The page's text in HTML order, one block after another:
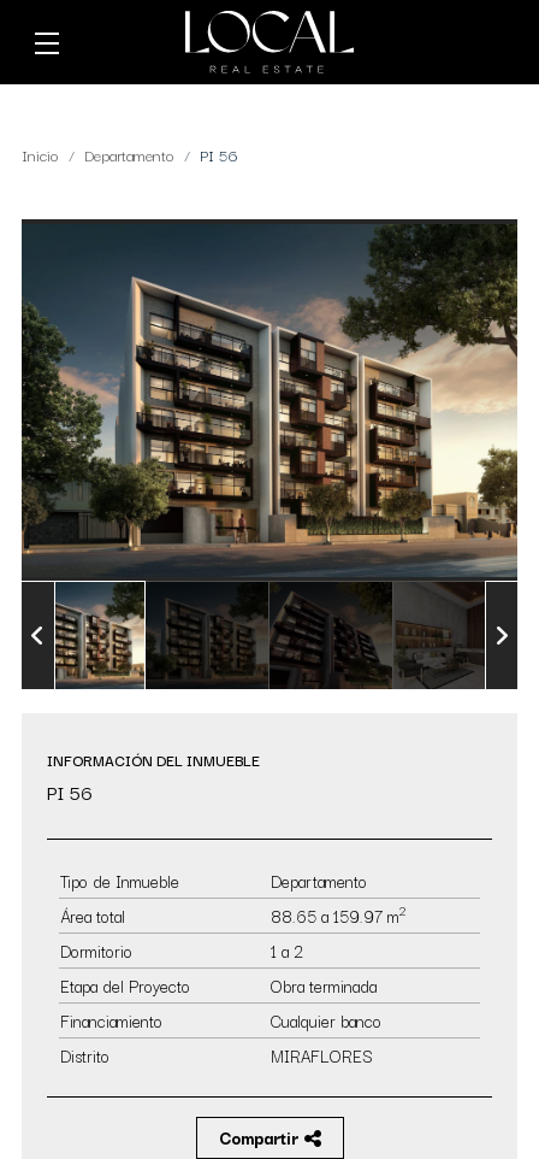
Inicio Departamento PI 56
INFORMACIÓN DEL INMUEBLE
PI 56
Tipo de Inmueble
Departamento
Área total
88.65 a 159.97 m2
Dormitorio
1 a 2
Etapa del Proyecto
Obra terminada
Financiamiento
Cualquier banco
Distrito
MIRAFLORES
Compartir